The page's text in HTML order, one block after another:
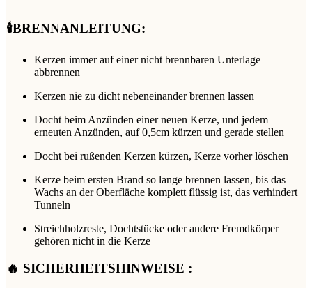
🕯️BRENNANLEITUNG:
Kerzen immer auf einer nicht brennbaren Unterlage
abbrennen
Kerzen nie zu dicht nebeneinander brennen lassen
Docht beim Anzünden einer neuen Kerze, und jedem
erneuten Anzünden, auf 0,5cm kürzen und gerade stellen
Docht bei rußenden Kerzen kürzen, Kerze vorher löschen
Kerze beim ersten Brand so lange brennen lassen, bis das
Wachs an der Oberfläche komplett flüssig ist, das verhindert
Tunneln
Streichholzreste, Dochtstücke oder andere Fremdkörper
gehören nicht in die Kerze
🔥 SICHERHEITSHINWEISE :